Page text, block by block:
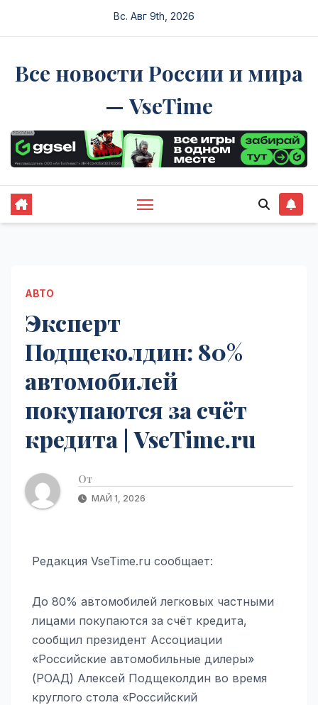
Вс. Авг 9th, 2026
Все новости России и мира
— VseTime
АВТО
Эксперт
Подщеколдин: 80%
автомобилей
покупаются за счёт
кредита | VseTime.ru
От
МАЙ 1, 2026
Редакция VseTime.ru сообщает:
До 80% автомобилей легковых частными
лицами покупаются за счёт кредита,
сообщил президент Ассоциации
«Российские автомобильные дилеры»
(РОАД) Алексей Подщеколдин во время
круглого стола «Российский